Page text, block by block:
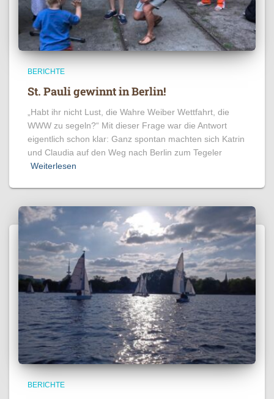
BERICHTE
St. Pauli gewinnt in Berlin!
„Habt ihr nicht Lust, die Wahre Weiber Wettfahrt, die
WWW zu segeln?“ Mit dieser Frage war die Antwort
eigentlich schon klar: Ganz spontan machten sich Katrin
und Claudia auf den Weg nach Berlin zum Tegeler
Weiterlesen
BERICHTE